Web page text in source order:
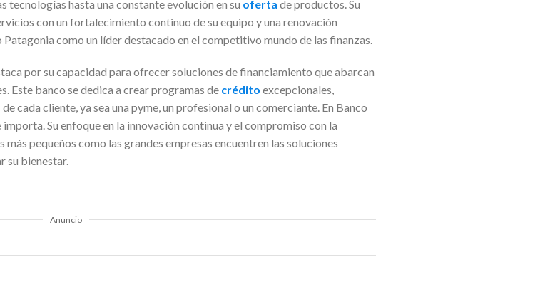
tecnologías hasta una constante evolución en su oferta de productos. Su
con un fortalecimiento continuo de su equipo y una renovación
como un líder destacado en el competitivo mundo de las finanzas.
por su capacidad para ofrecer soluciones de financiamiento que abarcan
Este banco se dedica a crear programas de crédito excepcionales,
cada cliente, ya sea una pyme, un profesional o un comerciante. En Banco
Su enfoque en la innovación continua y el compromiso con la
pequeños como las grandes empresas encuentren las soluciones
su bienestar.
Anuncio